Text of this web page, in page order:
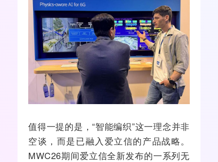
值得一提的是，“智能编织”这一理念并非
空谈，而是已融入爱立信的产品战略。
MWC26期间爱立信全新发布的一系列无